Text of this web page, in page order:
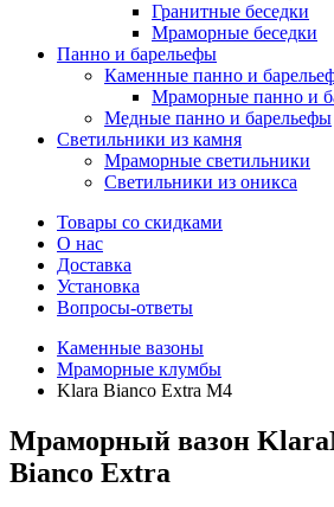
Гранитные беседки
Мраморные беседки
Панно и барельефы
Каменные панно и
Мраморные панно и
Медные панно и барельефы
Светильники из камня
Мраморные светильники
Светильники из оникса
Товары со скидками
О нас
Доставка
Установка
Вопросы-ответы
Каменные вазоны
Мраморные клумбы
Klara Bianco Extra M4
Мраморный вазон
Bianco Extra